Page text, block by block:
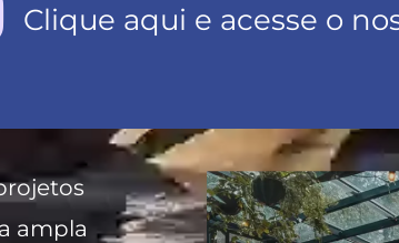
Clique aqui e acesse o
ampla